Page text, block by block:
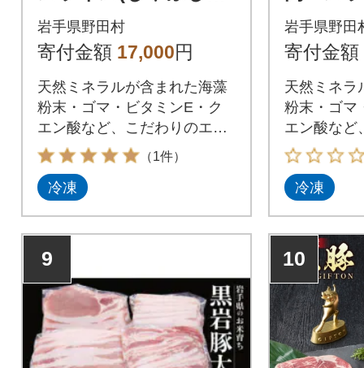
ぶ用)1kg
岩手県野田村
寄付金額 17,000円
天然ミネラルが含まれた海藻
粉末・ゴマ・ビタミンE・ク
エン酸など、こだわりのエサ
で育てた南部福来豚
（1件）
冷凍
しゃぶ
岩手県野田
寄付金額
天然ミネラ
粉末・ゴマ
エン酸など
で育てた南
冷凍
9 10